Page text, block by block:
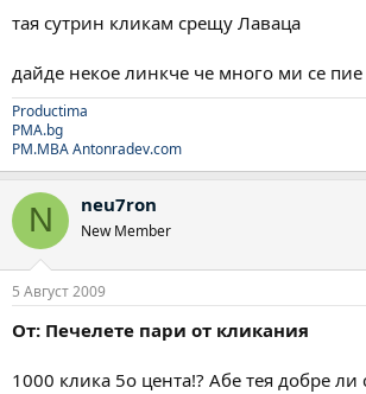
тая сутрин кликам срещу Лаваца
дайде некое линкче че много ми се пие
Productima
PMA.bg
PM.MBAAntonradev.com
N neu7ron
New Member
5 Август 2009
От: Печелете пари от кликания
1000 клика 5о цента!? Абе тея добре ли